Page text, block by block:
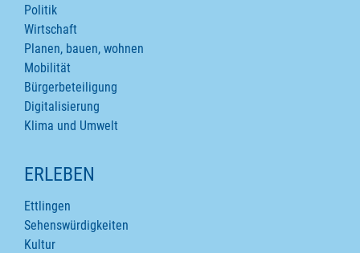
Politik
Wirtschaft
Planen, bauen, wohnen
Mobilität
Bürgerbeteiligung
Digitalisierung
Klima und Umwelt
ERLEBEN
Ettlingen
Sehenswürdigkeiten
Kultur